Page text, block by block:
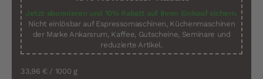
Jetzt abonnieren und 10% Rabatt auf Ihren Einkauf sichern.
Nicht einlösbar auf Espressomaschinen, Küchenmaschinen
der Marke Ankarsrum, Kaffee, Gutscheine, Seminare und
reduzierte Artikel.
33,96 € / 1000 g